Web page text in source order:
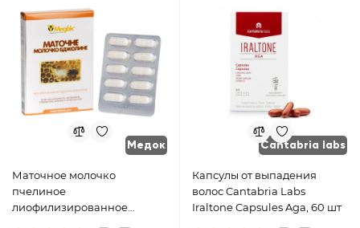
Медок
Маточное молочко
пчелиное
лиофилизированное
Cantabria labs
Капсулы от выпадения
волос Cantabria Labs
Iraltone Capsules Aga, 60 шт